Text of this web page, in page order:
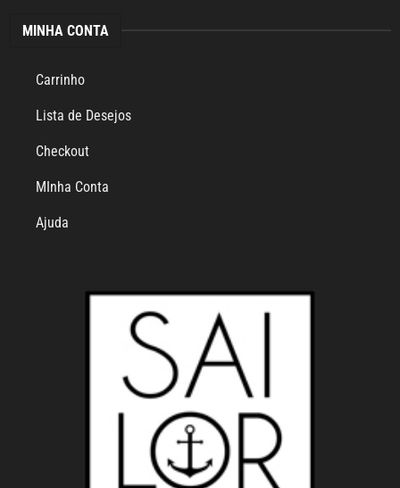
MINHA CONTA
Carrinho
Lista de Desejos
Checkout
MInha Conta
Ajuda